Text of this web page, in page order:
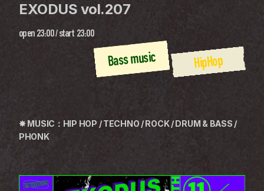
EXODUS vol.207
open 23:00 / start 23:00
HipHop
Bass music
✸ MUSIC：HIP HOP / TECHNO / ROCK / DRUM & BASS /
PHONK